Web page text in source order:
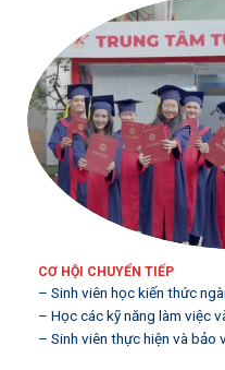
CƠ HỘI CHUYỂN TIẾP
– Sinh viên học kiến thức
– Học các kỹ năng làm việc
– Sinh viên thực hiện và bảo